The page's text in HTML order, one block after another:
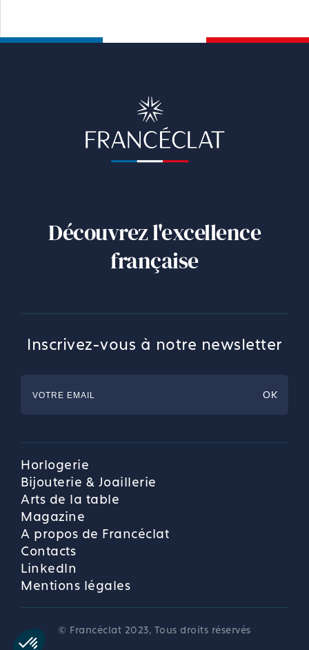
Découvrez l'excellence
française
Inscrivez-vous à notre newsletter
Horlogerie
Bijouterie & Joaillerie
Arts de la table
Magazine
A propos de Francéclat
Contacts
LinkedIn
Mentions légales
© Francéclat 2023, Tous droits réservés